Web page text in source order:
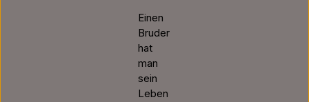
Einen
Bruder
hat
man
sein
Leben